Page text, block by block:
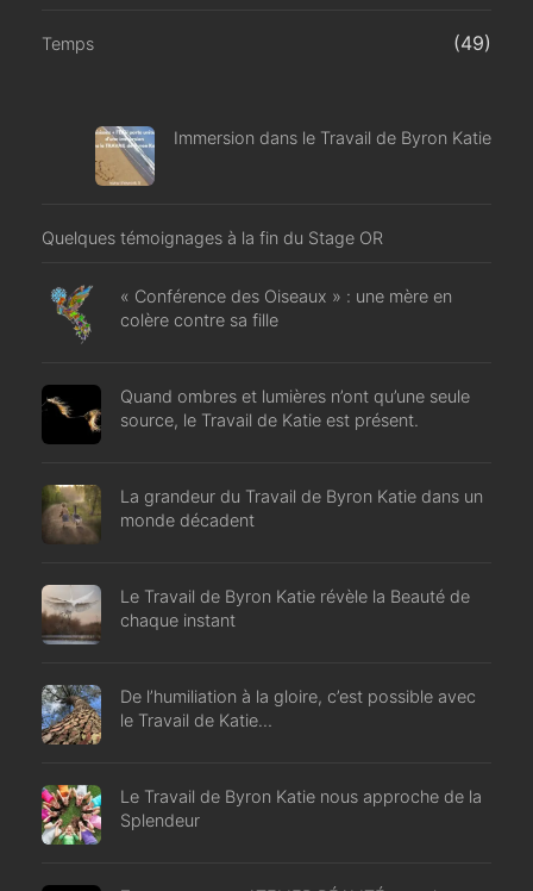
Temps (49)
Immersion dans le Travail de Byron Katie
Quelques témoignages à la fin du Stage OR
« Conférence des Oiseaux » : une mère en
colère contre sa fille
Quand ombres et lumières n’ont qu’une seule
source, le Travail de Katie est présent.
La grandeur du Travail de Byron Katie dans un
monde décadent
Le Travail de Byron Katie révèle la Beauté de
chaque instant
De l’humiliation à la gloire, c’est possible avec
le Travail de Katie…
Le Travail de Byron Katie nous approche de la
Splendeur